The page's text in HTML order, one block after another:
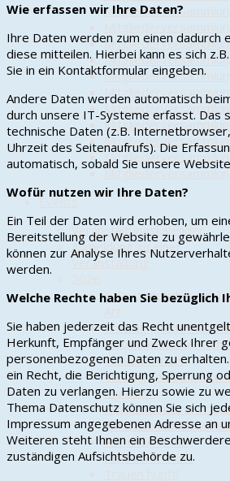
Events
Veranstaltungskalender
Anmeldung zu einer
Veranstaltung
1. Spatenstich – auf
Vortrag „Neue
Industriearbeiter aufs
Trauen-Tower
Vortrag „Aufbaujahre
Munster“
Frühjahrsputz in
Wir bauen
Komödie in der
Mehrzweckhalle
Wie erfassen wir Ihre Daten?
Ihre Daten werden zum einen dadurch
diese mitteilen. Hierbei kann es sich
Sie in ein Kontaktformular eingeben.
Andere Daten werden automatisch
durch unsere IT-Systeme erfasst. Das
technische Daten (z.B.
Uhrzeit des Seitenaufrufs). Die
automatisch, sobald Sie unsere
Wofür nutzen wir Ihre Daten?
Ein Teil der Daten wird erhoben, um
Bereitstellung der Website zu
können zur Analyse Ihres
werden.
Welche Rechte haben Sie bezüglich
Sie haben jederzeit das Recht
Herkunft, Empfänger und Zweck Ihrer
personenbezogenen Daten zu
ein Recht, die Berichtigung, Sperrung
Daten zu verlangen. Hierzu sowie zu
Thema Datenschutz können Sie sich
Impressum angegebenen Adresse an
Weiteren steht Ihnen ein
zuständigen Aufsichtsbehörde zu.